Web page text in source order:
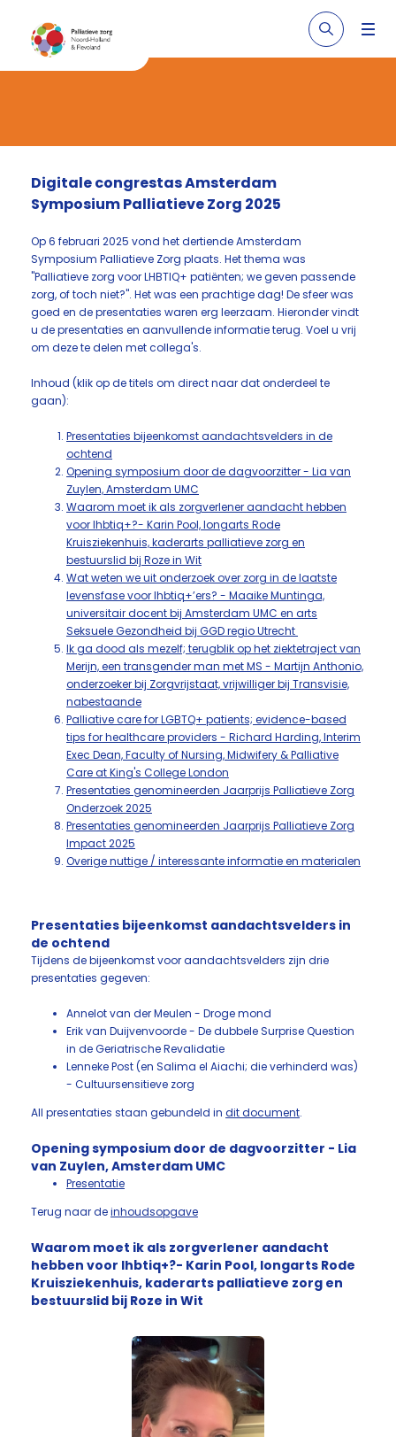
Digitale congrestas Amsterdam
Symposium Palliatieve Zorg 2025
Op 6 februari 2025 vond het dertiende Amsterdam
Symposium Palliatieve Zorg plaats. Het thema was
"Palliatieve zorg voor LHBTIQ+ patiënten; we geven passende
zorg, of toch niet?". Het was een prachtige dag! De sfeer was
goed en de presentaties waren erg leerzaam. Hieronder vindt
u de presentaties en aanvullende informatie terug. Voel u vrij
om deze te delen met collega's.
Inhoud (klik op de titels om direct naar dat onderdeel te
gaan):
Presentaties bijeenkomst aandachtsvelders in de
ochtend
Opening symposium door de dagvoorzitter - Lia van
Zuylen, Amsterdam UMC
Waarom moet ik als zorgverlener aandacht hebben
voor lhbtiq+?- Karin Pool, longarts Rode
Kruisziekenhuis, kaderarts palliatieve zorg en
bestuurslid bij Roze in Wit
Wat weten we uit onderzoek over zorg in de laatste
levensfase voor lhbtiq+’ers? - Maaike Muntinga,
universitair docent bij Amsterdam UMC en arts
Seksuele Gezondheid bij GGD regio Utrecht
Ik ga dood als mezelf; terugblik op het ziektetraject van
Merijn, een transgender man met MS - Martijn Anthonio,
onderzoeker bij Zorgvrijstaat, vrijwilliger bij Transvisie,
nabestaande
Palliative care for LGBTQ+ patients; evidence-based
tips for healthcare providers - Richard Harding, Interim
Exec Dean, Faculty of Nursing, Midwifery & Palliative
Care at King's College London
Presentaties genomineerden Jaarprijs Palliatieve Zorg
Onderzoek 2025
Presentaties genomineerden Jaarprijs Palliatieve Zorg
Impact 2025
Overige nuttige / interessante informatie en materialen
Presentaties bijeenkomst aandachtsvelders in
de ochtend
Tijdens de bijeenkomst voor aandachtsvelders zijn drie
presentaties gegeven:
Annelot van der Meulen - Droge mond
Erik van Duijvenvoorde - De dubbele Surprise Question
in de Geriatrische Revalidatie
Lenneke Post (en Salima el Aiachi; die verhinderd was)
- Cultuursensitieve zorg
All presentaties staan gebundeld in dit document.
Opening symposium door de dagvoorzitter - Lia
van Zuylen, Amsterdam UMC
Presentatie
Terug naar deinhoudsopgave
Waarom moet ik als zorgverlener aandacht
hebben voor lhbtiq+?- Karin Pool, longarts Rode
Kruisziekenhuis, kaderarts palliatieve zorg en
bestuurslid bij Roze in Wit